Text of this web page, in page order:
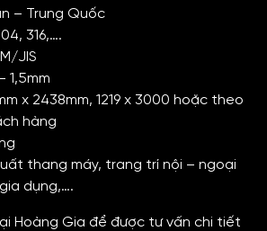
– Trung Quốc
316,….
JIS
1,5mm
x 2438mm, 1219 x 3000 hoặc theo
hàng
thang máy, trang trí nội – ngoại
dụng,….
Hoàng Gia để được tư vấn chi tiết